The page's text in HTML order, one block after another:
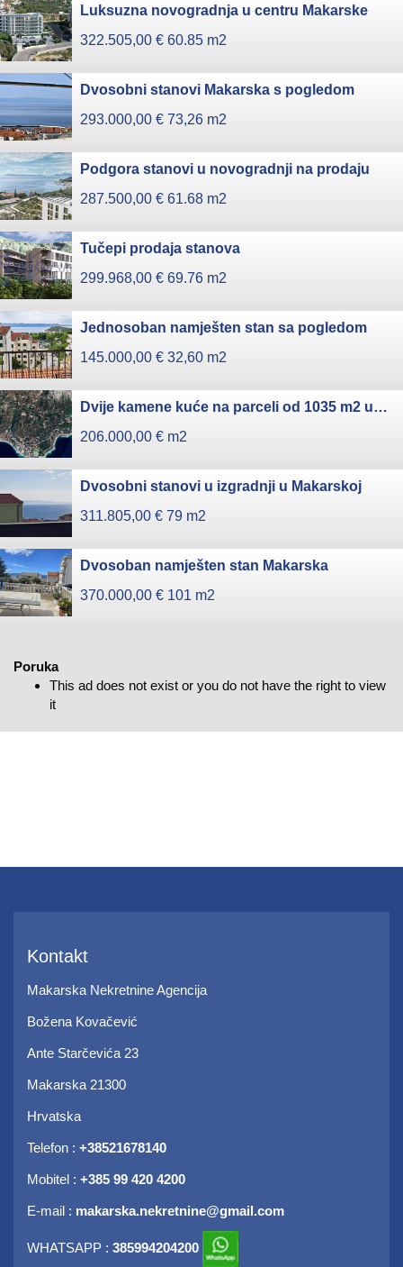
Luksuzna novogradnja u centru Makarske
322.505,00 € 60.85 m2
Dvosobni stanovi Makarska s pogledom
293.000,00 € 73,26 m2
Podgora stanovi u novogradnji na prodaju
287.500,00 € 61.68 m2
Tučepi prodaja stanova
299.968,00 € 69.76 m2
Jednosoban namješten stan sa pogledom
145.000,00 € 32,60 m2
Dvije kamene kuće na parceli od 1035 m2 u Podgori
206.000,00 € m2
Dvosobni stanovi u izgradnji u Makarskoj
311.805,00 € 79 m2
Dvosoban namješten stan Makarska
370.000,00 € 101 m2
Poruka
This ad does not exist or you do not have the right to view
it
Kontakt
Makarska Nekretnine Agencija
Božena Kovačević
Ante Starčevića 23
Makarska 21300
Hrvatska
Telefon : +38521678140
Mobitel : +385 99 420 4200
E-mail : makarska.nekretnine@gmail.com
WHATSAPP : 385994204200